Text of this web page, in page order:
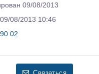
09/08/2013
08/2013 10:46
02